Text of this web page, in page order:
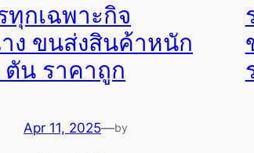
ทุกเฉพาะกิจ
ง ขนส่งสินค้าหนัก
ตัน ราคาถูก
Apr 11, 2025—by